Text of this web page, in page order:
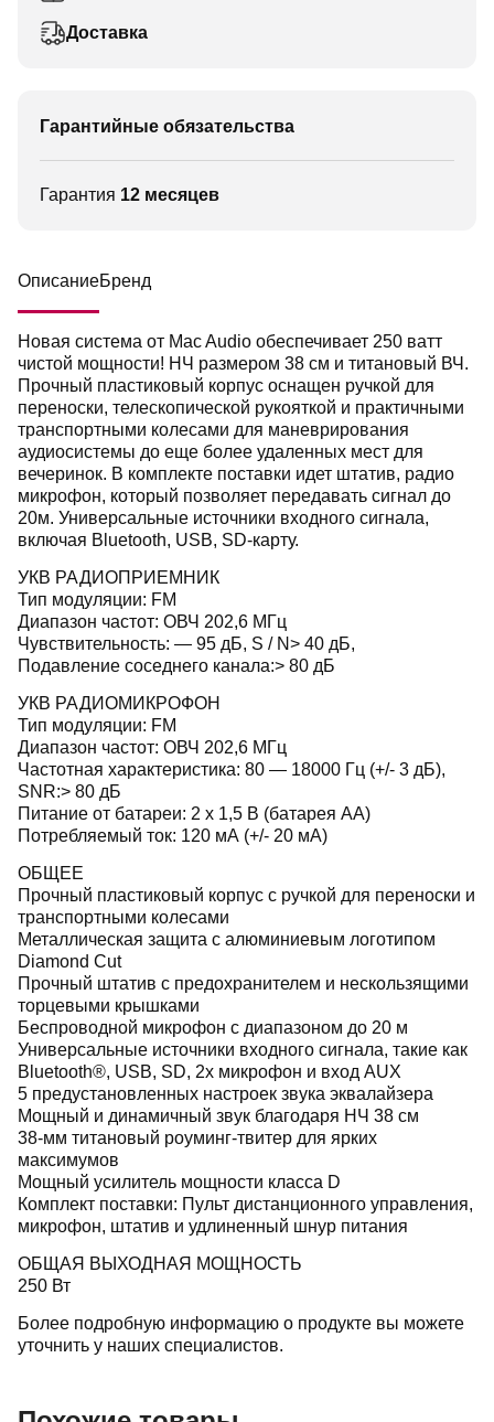
Доставка
Гарантийные обязательства
Гарантия 12 месяцев
ОписаниеБренд
Новая система от Mac Audio обеспечивает 250 ватт
чистой мощности! НЧ размером 38 см и титановый ВЧ.
Прочный пластиковый корпус оснащен ручкой для
переноски, телескопической рукояткой и практичными
транспортными колесами для маневрирования
аудиосистемы до еще более удаленных мест для
вечеринок. В комплекте поставки идет штатив, радио
микрофон, который позволяет передавать сигнал до
20м. Универсальные источники входного сигнала,
включая Bluetooth, USB, SD-карту.
УКВ РАДИОПРИЕМНИК
Тип модуляции: FM
Диапазон частот: ОВЧ 202,6 МГц
Чувствительность: — 95 дБ, S / N> 40 дБ,
Подавление соседнего канала:> 80 дБ
УКВ РАДИОМИКРОФОН
Тип модуляции: FM
Диапазон частот: ОВЧ 202,6 МГц
Частотная характеристика: 80 — 18000 Гц (+/- 3 дБ),
SNR:> 80 дБ
Питание от батареи: 2 х 1,5 В (батарея АА)
Потребляемый ток: 120 мА (+/- 20 мА)
ОБЩEE
Прочный пластиковый корпус с ручкой для переноски и
транспортными колесами
Металлическая защита с алюминиевым логотипом
Diamond Cut
Прочный штатив с предохранителем и нескользящими
торцевыми крышками
Беспроводной микрофон с диапазоном до 20 м
Универсальные источники входного сигнала, такие как
Bluetooth®, USB, SD, 2x микрофон и вход AUX
5 предустановленных настроек звука эквалайзера
Мощный и динамичный звук благодаря НЧ 38 см
38-мм титановый роуминг-твитер для ярких
максимумов
Мощный усилитель мощности класса D
Комплект поставки: Пульт дистанционного управления,
микрофон, штатив и удлиненный шнур питания
ОБЩАЯ ВЫХОДНАЯ МОЩНОСТЬ
250 Вт
Более подробную информацию о продукте вы можете
уточнить у наших специалистов.